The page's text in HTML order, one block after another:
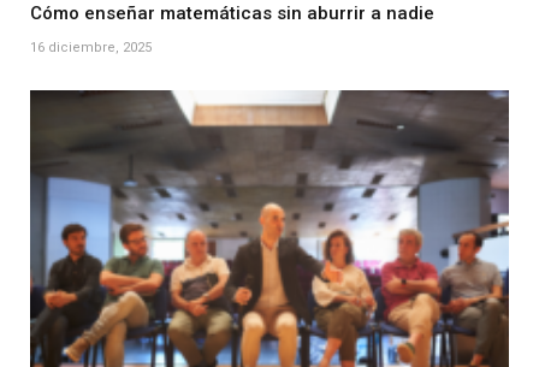
Cómo enseñar matemáticas sin aburrir a nadie
16 diciembre, 2025